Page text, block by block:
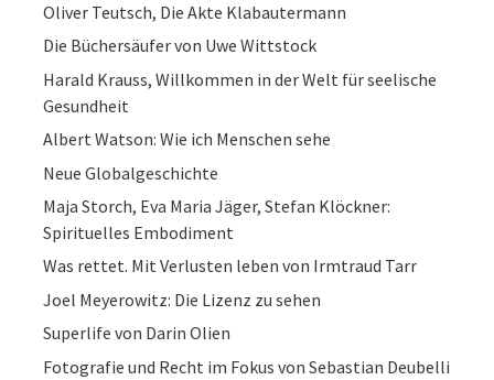
Oliver Teutsch, Die Akte Klabautermann
Die Büchersäufer von Uwe Wittstock
Harald Krauss, Willkommen in der Welt für seelische
Gesundheit
Albert Watson: Wie ich Menschen sehe
Neue Globalgeschichte
Maja Storch, Eva Maria Jäger, Stefan Klöckner:
Spirituelles Embodiment
Was rettet. Mit Verlusten leben von Irmtraud Tarr
Joel Meyerowitz: Die Lizenz zu sehen
Superlife von Darin Olien
Fotografie und Recht im Fokus von Sebastian Deubelli